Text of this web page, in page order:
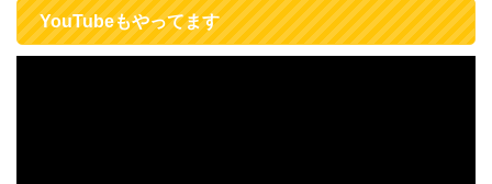
YouTubeもやってます